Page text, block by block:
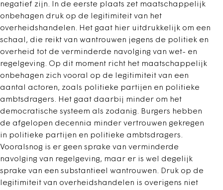
negatief zijn. In de eerste plaats zet maatschappelijk
onbehagen druk op de legitimiteit van het
overheidshandelen. Het gaat hier uitdrukkelijk om een
schaal, die reikt van wantrouwen jegens de politiek en
overheid tot de verminderde navolging van wet- en
regelgeving. Op dit moment richt het maatschappelijk
onbehagen zich vooral op de legitimiteit van een
aantal actoren, zoals politieke partijen en politieke
ambtsdragers. Het gaat daarbij minder om het
democratische systeem als zodanig. Burgers hebben
de afgelopen decennia minder vertrouwen gekregen
in politieke partijen en politieke ambtsdragers.
Vooralsnog is er geen sprake van verminderde
navolging van regelgeving, maar er is wel degelijk
sprake van een substantieel wantrouwen. Druk op de
legitimiteit van overheidshandelen is overigens niet